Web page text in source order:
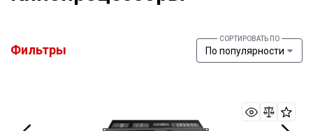
Фильтры По популярности